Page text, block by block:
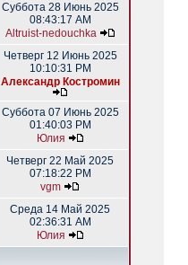
Суббота 28 Июнь 2025
08:43:17 AM
Altruist-nedouchka
Четверг 12 Июнь 2025
10:10:31 PM
Александр Костромин
Суббота 07 Июнь 2025
01:40:03 PM
Юлия
Четверг 22 Май 2025
07:18:22 PM
vgm
Среда 14 Май 2025
02:36:31 AM
Юлия